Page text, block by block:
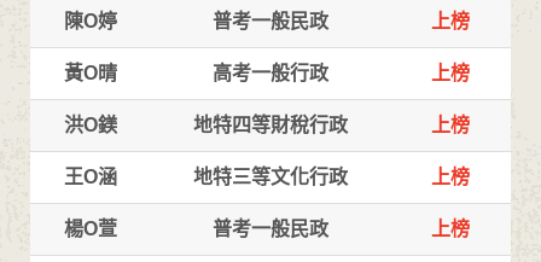
陳O婷 普考一般民政 上榜
黃O晴 高考一般行政 上榜
洪O鎂 地特四等財稅行政 上榜
王O涵 地特三等文化行政 上榜
楊O萱 普考一般民政 上榜